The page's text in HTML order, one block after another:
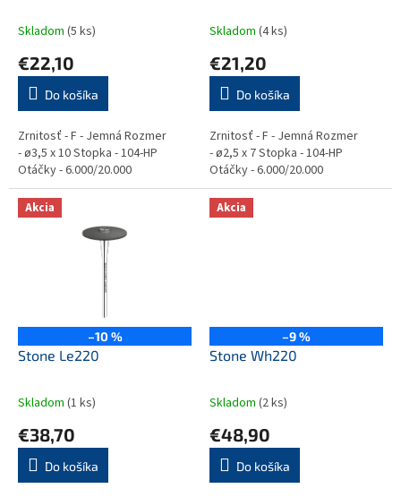
Skladom (5 ks)
€22,10
Do košíka
Zrnitosť - F - Jemná Rozmer
- ø3,5 x 10 Stopka - 104-HP
Otáčky - 6.000/20.000
Skladom (4 ks)
€21,20
Do košíka
Zrnitosť - F - Jemná Rozmer
- ø2,5 x 7 Stopka - 104-HP
Otáčky - 6.000/20.000
Akcia
–10 %
Stone Le220
Skladom (1 ks)
€38,70
Do košíka
Akcia
–9 %
Stone Wh220
Skladom (2 ks)
€48,90
Do košíka